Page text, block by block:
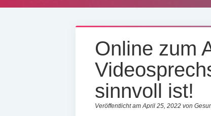
Online zum
sinnvoll ist!
Veröffentlicht am April 25, 2022 von